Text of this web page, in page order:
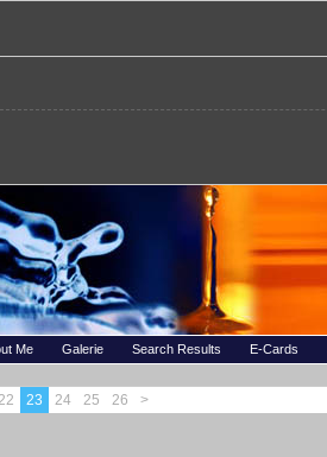
Me Galerie Search Results E-Cards
23 24 25 26 >